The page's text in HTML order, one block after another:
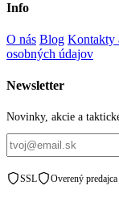
Info
O nás Blog Kontakty
osobných údajov
Newsletter
Novinky, akcie a
SSL Overený predajca